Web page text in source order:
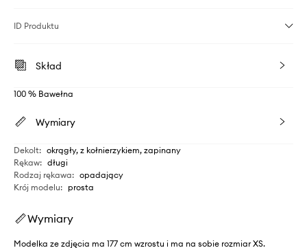
ID Produktu
Skład
100 % Bawełna
Wymiary
Dekolt: okrągły, z kołnierzykiem, zapinany
Rękaw: długi
Rodzaj rękawa: opadający
Krój modelu: prosta
Wymiary
Modelka ze zdjęcia ma 177 cm wzrostu i ma na sobie rozmiar XS.